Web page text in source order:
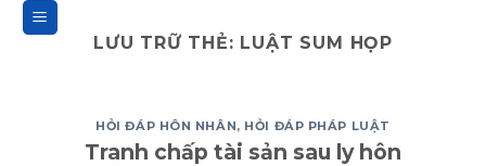
qua
LƯU TRỮ THẺ: LUẬT SUM HỌP
HỎI ĐÁP HÔN NHÂN, HỎI ĐÁP PHÁP LUẬT
Tranh chấp tài sản sau ly hôn